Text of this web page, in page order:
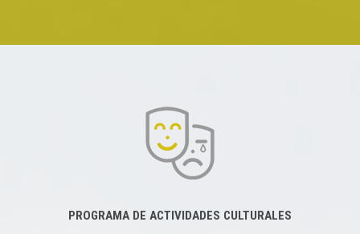
PROGRAMA DE ACTIVIDADES CULTURALES